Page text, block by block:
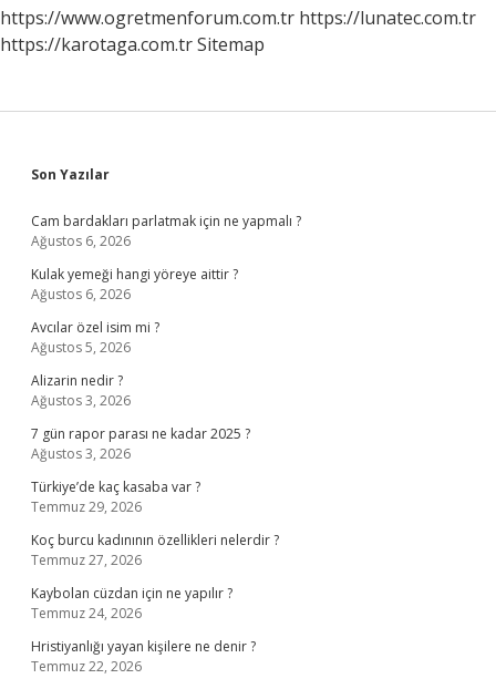
https://www.ogretmenforum.com.tr https://lunatec.com.tr
https://karotaga.com.trSitemap
Sidebar
Son Yazılar
Cam bardakları parlatmak için ne yapmalı ?
Ağustos 6, 2026
Kulak yemeği hangi yöreye aittir ?
Ağustos 6, 2026
Avcılar özel isim mi ?
Ağustos 5, 2026
Alizarin nedir ?
Ağustos 3, 2026
7 gün rapor parası ne kadar 2025 ?
Ağustos 3, 2026
Türkiye’de kaç kasaba var ?
Temmuz 29, 2026
Koç burcu kadınının özellikleri nelerdir ?
Temmuz 27, 2026
Kaybolan cüzdan için ne yapılır ?
Temmuz 24, 2026
Hristiyanlığı yayan kişilere ne denir ?
Temmuz 22, 2026